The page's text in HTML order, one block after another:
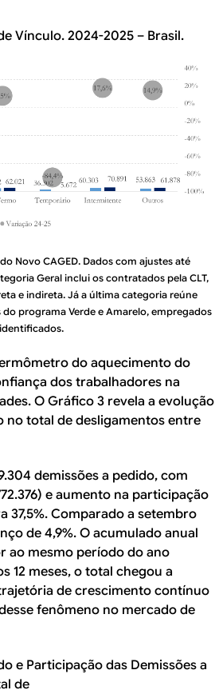
Vínculo. 2024-2025 – Brasil.
Novo CAGED. Dados com ajustes até
Geral inclui os contratados pela CLT,
e indireta. Já a última categoria reúne
programa Verde e Amarelo, empregados
do aquecimento do
dos trabalhadores na
O Gráfico 3 revela a evolução
no total de desligamentos entre
demissões a pedido, com
e aumento na participação
37,5%. Comparado a setembro
de 4,9%. O acumulado anual
ao mesmo período do ano
12 meses, o total chegou a
de crescimento contínuo
fenômeno no mercado de
e Participação das Demissões a
de